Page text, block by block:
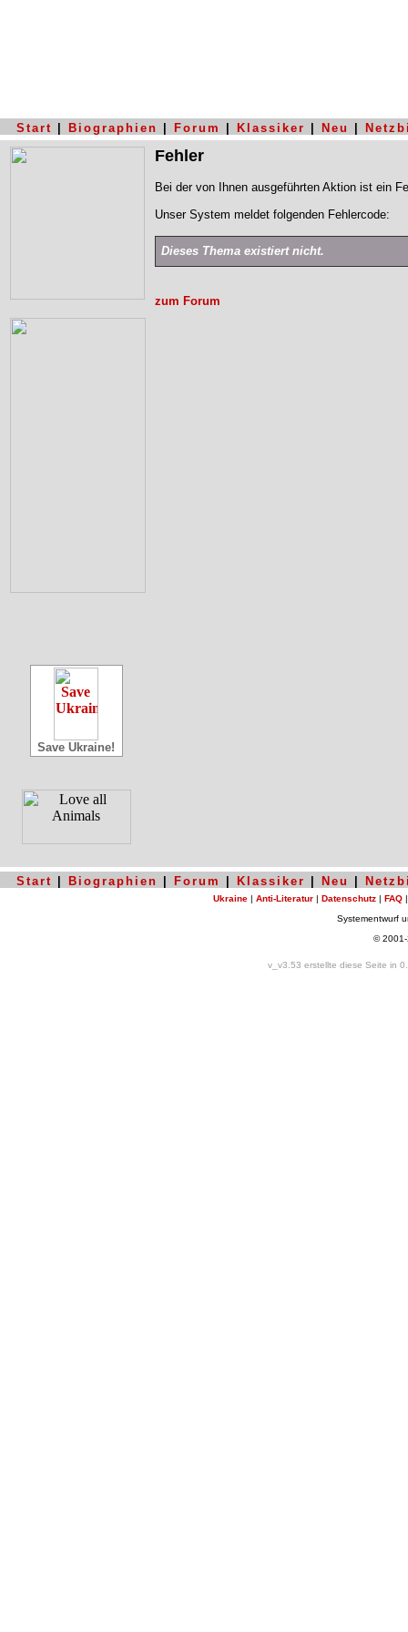
Start Biographien Forum Klassiker Neu
Save Ukraine!
Fehler
Bei der von Ihnen ausgeführten Aktion ist ein
Unser System meldet folgenden Fehlercode:
Dieses Thema existiert nicht.
zum Forum
Start Biographien Forum Klassiker Neu
Ukraine | Anti-Literatur | Datenschutz | FAQ
Systementwurf
©
v_v3.53 erstellte diese Seite in